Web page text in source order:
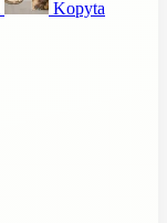
Kopyta